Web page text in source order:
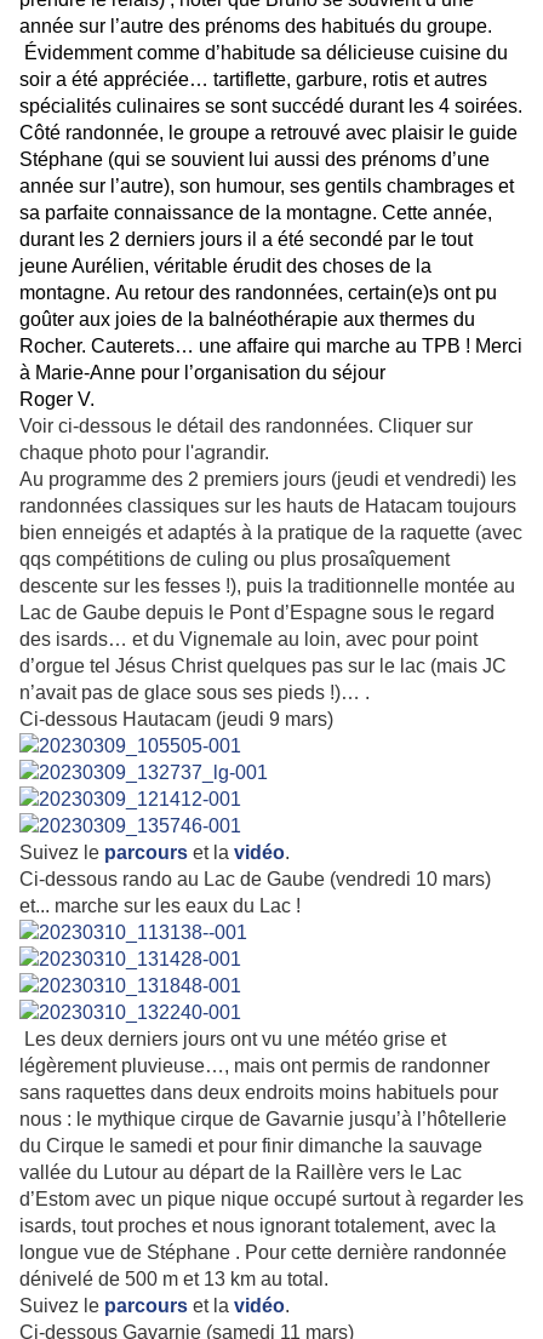
année sur l’autre des prénoms des habitués du groupe.
Évidemment comme d’habitude sa délicieuse cuisine du
soir a été appréciée… tartiflette, garbure, rotis et autres
spécialités culinaires se sont succédé durant les 4 soirées.
Côté randonnée, le groupe a retrouvé avec plaisir le guide
Stéphane (qui se souvient lui aussi des prénoms d’une
année sur l’autre), son humour, ses gentils chambrages et
sa parfaite connaissance de la montagne. Cette année,
durant les 2 derniers jours il a été secondé par le tout
jeune Aurélien, véritable érudit des choses de la
montagne. Au retour des randonnées, certain(e)s ont pu
goûter aux joies de la balnéothérapie aux thermes du
Rocher. Cauterets… une affaire qui marche au TPB ! Merci
à Marie-Anne pour l’organisation du séjour
Roger V.
Voir ci-dessous le détail des randonnées. Cliquer sur
chaque photo pour l'agrandir.
Au programme des 2 premiers jours (jeudi et vendredi) les
randonnées classiques sur les hauts de Hatacam toujours
bien enneigés et adaptés à la pratique de la raquette (avec
qqs compétitions de culing ou plus prosaîquement
descente sur les fesses !), puis la traditionnelle montée au
Lac de Gaube depuis le Pont d’Espagne sous le regard
des isards… et du Vignemale au loin, avec pour point
d’orgue tel Jésus Christ quelques pas sur le lac (mais JC
n’avait pas de glace sous ses pieds !)… .
Ci-dessous Hautacam (jeudi 9 mars)
Suivez le parcours et la vidéo.
Ci-dessous rando au Lac de Gaube (vendredi 10 mars)
et... marche sur les eaux du Lac !
Les deux derniers jours ont vu une météo grise et
légèrement pluvieuse…, mais ont permis de randonner
sans raquettes dans deux endroits moins habituels pour
nous : le mythique cirque de Gavarnie jusqu’à l’hôtellerie
du Cirque le samedi et pour finir dimanche la sauvage
vallée du Lutour au départ de la Raillère vers le Lac
d’Estom avec un pique nique occupé surtout à regarder les
isards, tout proches et nous ignorant totalement, avec la
longue vue de Stéphane . Pour cette dernière randonnée
dénivelé de 500 m et 13 km au total.
Suivez le parcours et la vidéo.
Ci-dessous Gavarnie (samedi 11 mars)